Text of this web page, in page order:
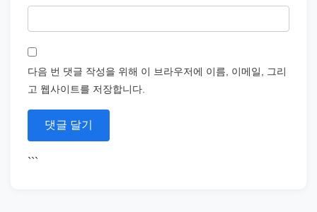
다음 번 댓글 작성을 위해 이 브라우저에 이름, 이메일, 그리
고 웹사이트를 저장합니다.
```